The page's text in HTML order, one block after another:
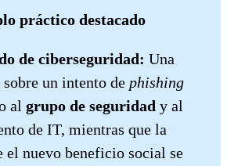
práctico destacado
de ciberseguridad: Una
un intento de phishing
al grupo de seguridad y al
de IT, mientras que la
el nuevo beneficio social se